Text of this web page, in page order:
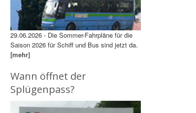
29.06.2026 - Die Sommer-Fahrpläne für die
Saison 2026 für Schiff und Bus sind jetzt da.
[mehr]
Wann öffnet der
Splügenpass?